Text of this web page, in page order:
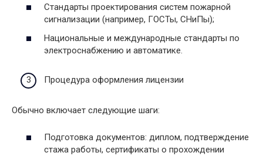
Стандарты проектирования систем пожарной
сигнализации (например, ГОСТы, СНиПы);
Национальные и международные стандарты по
электроснабжению и автоматике.
Процедура оформления лицензии
Обычно включает следующие шаги:
Подготовка документов: диплом, подтверждение
стажа работы, сертификаты о прохождении